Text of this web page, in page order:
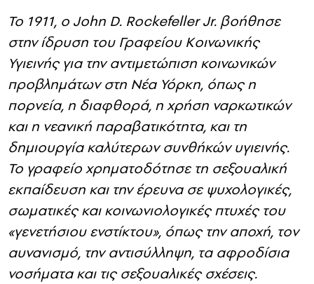
Το 1911, ο John D. Rockefeller Jr. βοήθησε
στην ίδρυση του Γραφείου Κοινωνικής
Υγιεινής για την αντιμετώπιση κοινωνικών
προβλημάτων στη Νέα Υόρκη, όπως η
πορνεία, η διαφθορά, η χρήση ναρκωτικών
και η νεανική παραβατικότητα, και τη
δημιουργία καλύτερων συνθήκών υγιεινής.
Το γραφείο χρηματοδότησε τη σεξουαλική
εκπαίδευση και την έρευνα σε ψυχολογικές,
σωματικές και κοινωνιολογικές πτυχές του
«γενετήσιου ενστίκτου», όπως την αποχή, τον
αυνανισμό, την αντισύλληψη, τα αφροδίσια
νοσήματα και τις σεξουαλικές σχέσεις.